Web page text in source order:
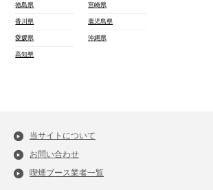
徳島県
香川県
愛媛県
高知県
宮崎県
鹿児島県
沖縄県
当サイトについて
お問い合わせ
喫煙ブース業者一覧